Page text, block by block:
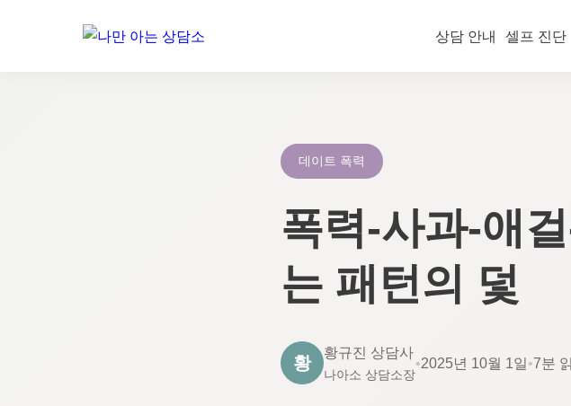
상담 안내 셀프 진단
데이트 폭력
폭력-사과-애
는 패턴의 덫
황
황규진 상담사
나아소 상담소장
•2025년 10월 1일•7분